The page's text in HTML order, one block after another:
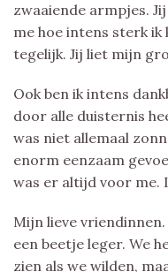
zwaaiende armpjes.
me hoe intens sterk ik
tegelijk. Jij liet mijn
Ook ben ik intens
door alle duisternis
was niet allemaal
enorm eenzaam
was er altijd voor me.
Mijn lieve
een beetje leger. We
zien als we wilden,